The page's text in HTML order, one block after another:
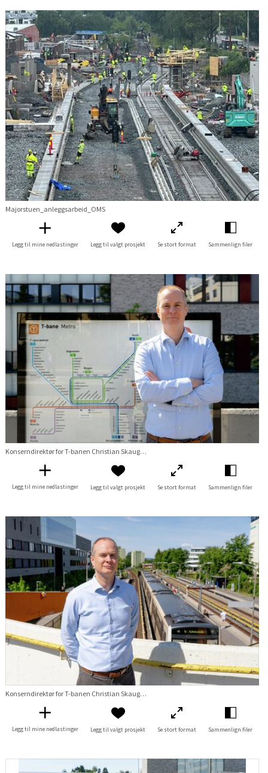
Majorstuen_anleggsarbeid_OMS
Legg til mine nedlastinger Legg til valgt prosjekt Se stort format Sammenlign filer
Konserndirektør for T-banen Christian Skaug med T-banens Linjekart
Legg til mine nedlastinger Legg til valgt prosjekt Se stort format Sammenlign filer
Konserndirektør for T-banen Christian Skaug på Brynseng
Legg til mine nedlastinger Legg til valgt prosjekt Se stort format Sammenlign filer